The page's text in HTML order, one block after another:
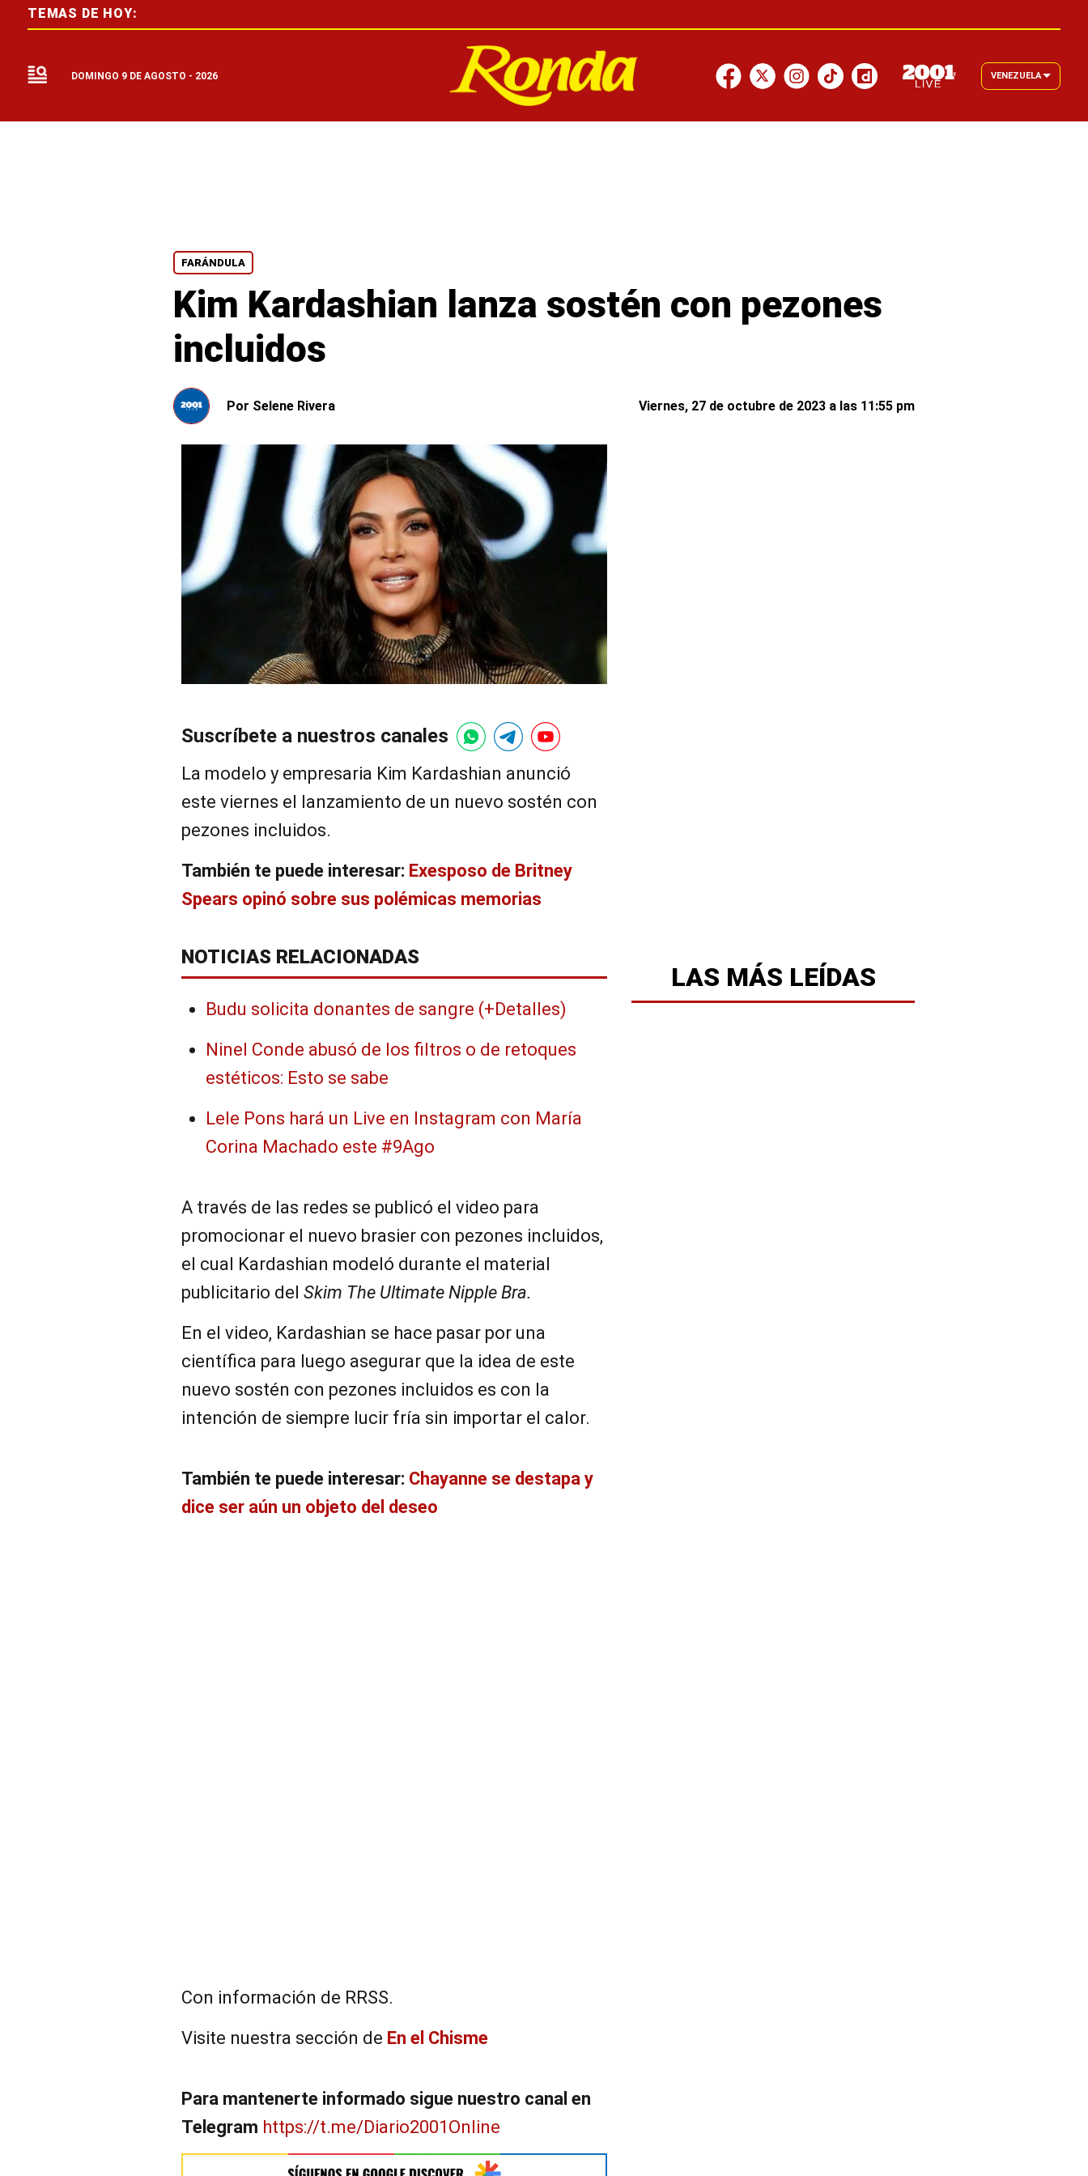
FARÁNDULA
Kim Kardashian lanza sostén con pezones
incluidos
Por Selene Rivera Viernes, 27 de octubre de 2023 a las 11:55 pm
Suscríbete a nuestros canales
La modelo y empresaria Kim Kardashian anunció
este viernes el lanzamiento de un nuevo sostén con
pezones incluidos.
También te puede interesar: Exesposo de Britney
Spears opinó sobre sus polémicas memorias
NOTICIAS RELACIONADAS
Budu solicita donantes de sangre (+Detalles)
Ninel Conde abusó de los filtros o de retoques
estéticos: Esto se sabe
Lele Pons hará un Live en Instagram con María
Corina Machado este #9Ago
A través de las redes se publicó el video para
promocionar el nuevo brasier con pezones incluidos,
el cual Kardashian modeló durante el material
publicitario del Skim The Ultimate Nipple Bra.
En el video, Kardashian se hace pasar por una
científica para luego asegurar que la idea de este
nuevo sostén con pezones incluidos es con la
intención de siempre lucir fría sin importar el calor.
También te puede interesar: Chayanne se destapa y
dice ser aún un objeto del deseo
Con información de RRSS.
Visite nuestra sección de En el Chisme
Para mantenerte informado sigue nuestro canal en
Telegram https://t.me/Diario2001Online
LAS MÁS LEÍDAS
TEMAS DE HOY:
DOMINGO 9 DE AGOSTO - 2026 VENEZUELA